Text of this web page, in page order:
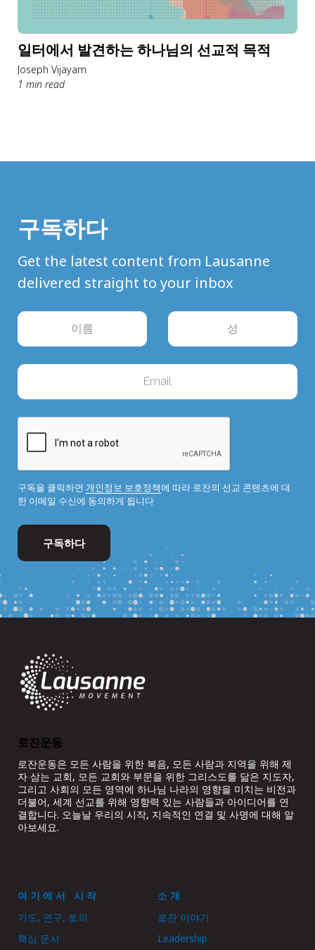
일터에서 발견하는 하나님의 선교적 목적
Joseph Vijayam
1 min read
구독하다
Get the latest content from Lausanne
delivered straight to your inbox
구독을 클릭하면 개인정보 보호정책에 따라 로잔의 선교 콘텐츠에 대
한 이메일 수신에 동의하게 됩니다
로잔운동
로잔운동은 모든 사람을 위한 복음, 모든 사람과 지역을 위해 제
자 삼는 교회, 모든 교회와 부문을 위한 그리스도를 닮은 지도자,
그리고 사회의 모든 영역에 하나님 나라의 영향을 미치는 비전과
더불어, 세계 선교를 위해 영향력 있는 사람들과 아이디어를 연
결합니다. 오늘날 우리의 시작, 지속적인 연결 및 사명에 대해 알
아보세요.
여기에서 시작
기도, 연구, 토의
핵심 문서
소개
로잔 이야기
Leadership